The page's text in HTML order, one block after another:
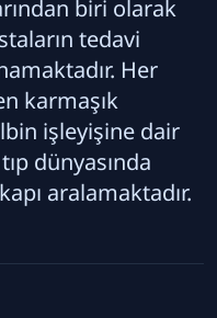
biri olarak
tedavi
Her
karmaşık
işleyişine dair
dünyasında
aralamaktadır.